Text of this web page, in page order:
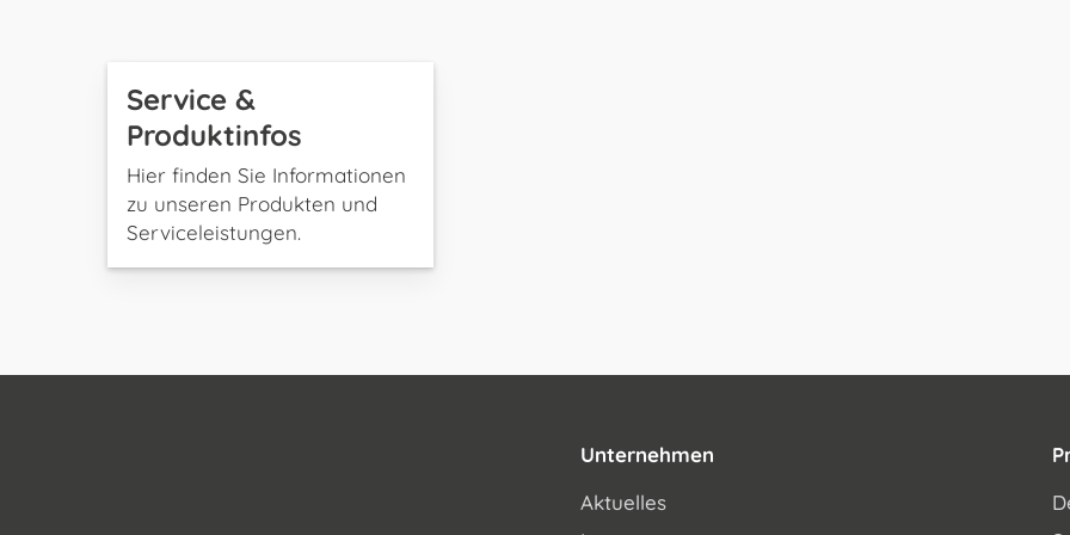
Service &
Produktinfos
Hier finden Sie Informationen
zu unseren Produkten und
Serviceleistungen.
Unternehmen
Aktuelles